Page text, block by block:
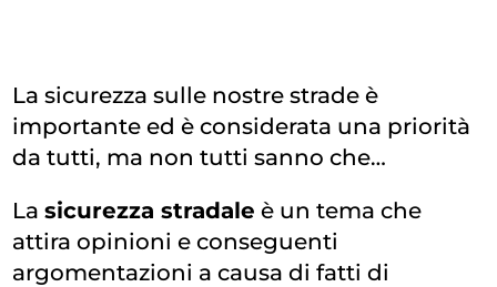
La sicurezza sulle nostre strade è
importante ed è considerata una priorità
da tutti, ma non tutti sanno che…
Lasicurezza stradale è un tema che
attira opinioni e conseguenti
argomentazioni a causa di fatti di